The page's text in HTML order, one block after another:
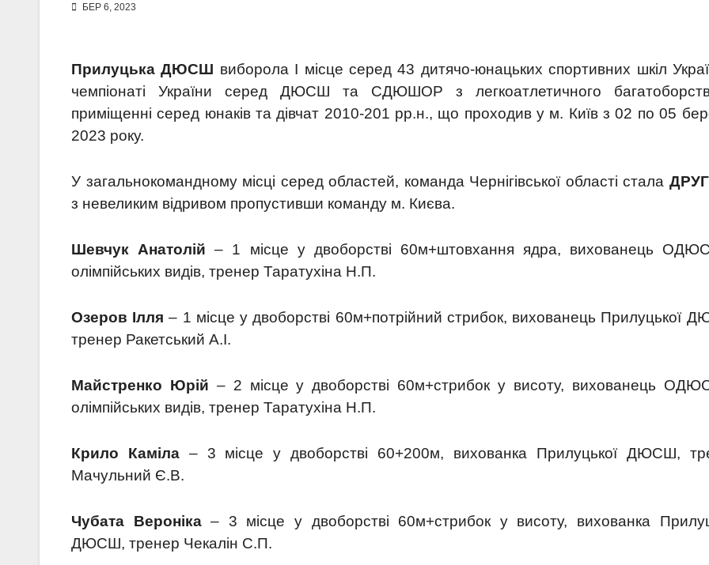
БЕР 6, 2023
Прилуцька ДЮСШ виборола І місце серед 43 дитячо-юнацьких спортивних шкіл
чемпіонаті України серед ДЮСШ та СДЮШОР з легкоатлетичного
приміщенні серед юнаків та дівчат 2010-201 рр.н., що проходив у м. Київ з 02 по 05
2023 року.
У загальнокомандному місці серед областей, команда Чернігівської області стала
з невеликим відривом пропустивши команду м. Києва.
Шевчук Анатолій – 1 місце у двоборстві 60м+штовхання ядра, вихованець
олімпійських видів, тренер Таратухіна Н.П.
Озеров Ілля – 1 місце у двоборстві 60м+потрійний стрибок, вихованець Прилуцької
тренер Ракетський А.І.
Майстренко Юрій – 2 місце у двоборстві 60м+стрибок у висоту, вихованець
олімпійських видів, тренер Таратухіна Н.П.
Крило Каміла– 3 місце у двоборстві 60+200м, вихованка Прилуцької ДЮСШ,
Мачульний Є.В.
Чубата Вероніка– 3 місце у двоборстві 60м+стрибок у висоту, вихованка
ДЮСШ, тренер Чекалін С.П.